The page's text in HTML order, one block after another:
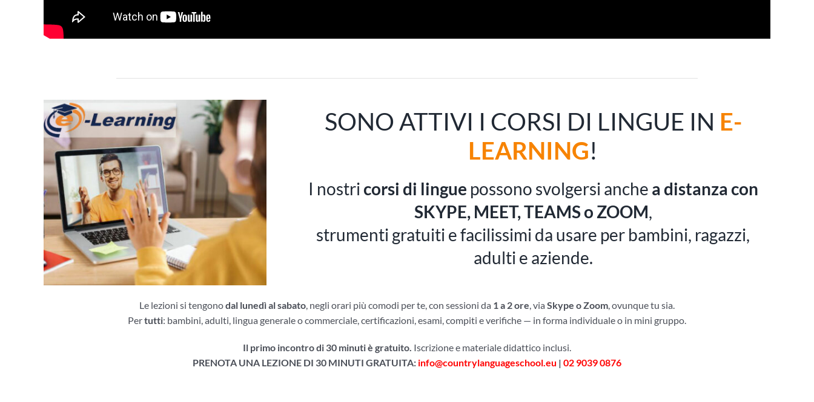
SONO ATTIVI I CORSI DI LINGUE IN E-
LEARNING!
I nostricorsi di lingue possono svolgersi anche a distanza con
SKYPE, MEET, TEAMS o ZOOM,
strumenti gratuiti e facilissimi da usare per bambini, ragazzi,
adulti e aziende.
Le lezioni si tengonodal lunedì al sabato, negli orari più comodi per te, con sessioni da 1 a 2 ore, via Skype o Zoom, ovunque tu sia.
Pertutti: bambini, adulti, lingua generale o commerciale, certificazioni, esami, compiti e verifiche — in forma individuale o in mini gruppo.
Il primo incontro di 30 minuti è gratuito. Iscrizione e materiale didattico inclusi.
PRENOTA UNA LEZIONE DI 30 MINUTI GRATUITA: info@countrylanguageschool.eu | 02 9039 0876